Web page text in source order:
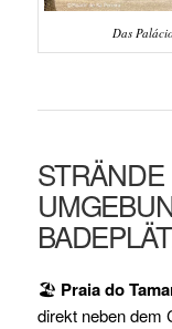
Das
🏖️ Praia do
direkt neben dem